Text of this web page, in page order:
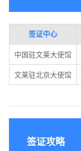
签证中心
中国驻文莱大使馆
文莱驻北京大使馆
签证攻略